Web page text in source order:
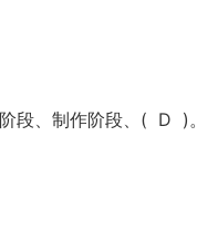
段、制作阶段、( D )。